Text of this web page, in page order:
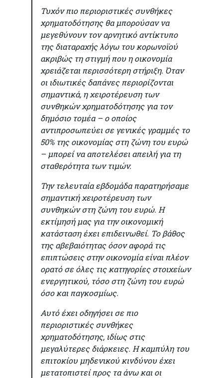
Τυχόν πιο περιοριστικές συνθήκες
χρηματοδότησης θα μπορούσαν να
μεγεθύνουν τον αρνητικό αντίκτυπο
της διαταραχής λόγω του κορωνοϊού
ακριβώς τη στιγμή που η οικονομία
χρειάζεται περισσότερη στήριξη. Όταν
οι ιδιωτικές δαπάνες περιορίζονται
σημαντικά, η χειροτέρευση των
συνθηκών χρηματοδότησης για τον
δημόσιο τομέα – ο οποίος
αντιπροσωπεύει σε γενικές γραμμές το
50% της οικονομίας στη ζώνη του ευρώ
– μπορεί να αποτελέσει απειλή για τη
σταθερότητα των τιμών.
Την τελευταία εβδομάδα παρατηρήσαμε
σημαντική χειροτέρευση των
συνθηκών στη ζώνη του ευρώ. Η
εκτίμησή μας για την οικονομική
κατάσταση έχει επιδεινωθεί. Το βάθος
της αβεβαιότητας όσον αφορά τις
επιπτώσεις στην οικονομία είναι πλέον
ορατό σε όλες τις κατηγορίες στοιχείων
ενεργητικού, τόσο στη ζώνη του ευρώ
όσο και παγκοσμίως.
Αυτό έχει οδηγήσει σε πιο
περιοριστικές συνθήκες
χρηματοδότησης, ιδίως στις
μεγαλύτερες διάρκειες. Η καμπύλη του
επιτοκίου μηδενικού κινδύνου έχει
μετατοπιστεί προς τα άνω και οι